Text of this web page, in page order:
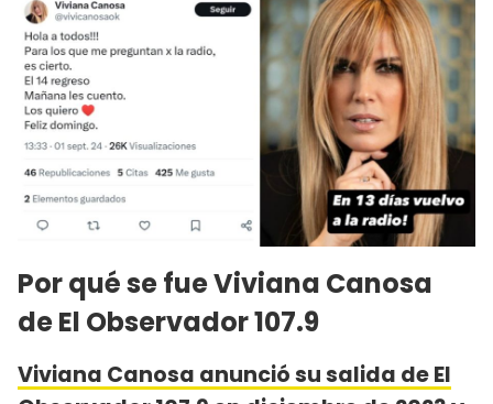
Por qué se fue Viviana Canosa
de El Observador 107.9
Viviana Canosa anunció su salida de El